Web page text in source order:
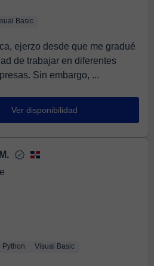
Basic
ejerzo desde que me gradué
de trabajar en diferentes
Sin embargo, ...
Ver disponibilidad
Python Visual Basic